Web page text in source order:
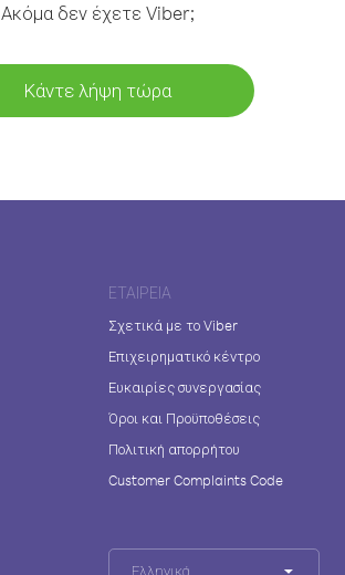
Ακόμα δεν έχετε Viber;
Κάντε λήψη τώρα
ΕΤΑΙΡΕΊΑ
Σχετικά με το Viber
Επιχειρηματικό κέντρο
Ευκαιρίες συνεργασίας
Όροι και Προϋποθέσεις
Πολιτική απορρήτου
Customer Complaints Code
Ελληνικά